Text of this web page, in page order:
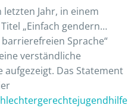
letzten Jahr, in einem
„Einfach gendern…
Sprache“
verständliche
aufgezeigt. Das Statement